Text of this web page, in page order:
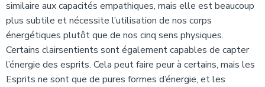
similaire aux capacités empathiques, mais elle est beaucoup
plus subtile et nécessite l’utilisation de nos corps
énergétiques plutôt que de nos cinq sens physiques.
Certains clairsentients sont également capables de capter
l’énergie des esprits. Cela peut faire peur à certains, mais les
Esprits ne sont que de pures formes d’énergie, et les